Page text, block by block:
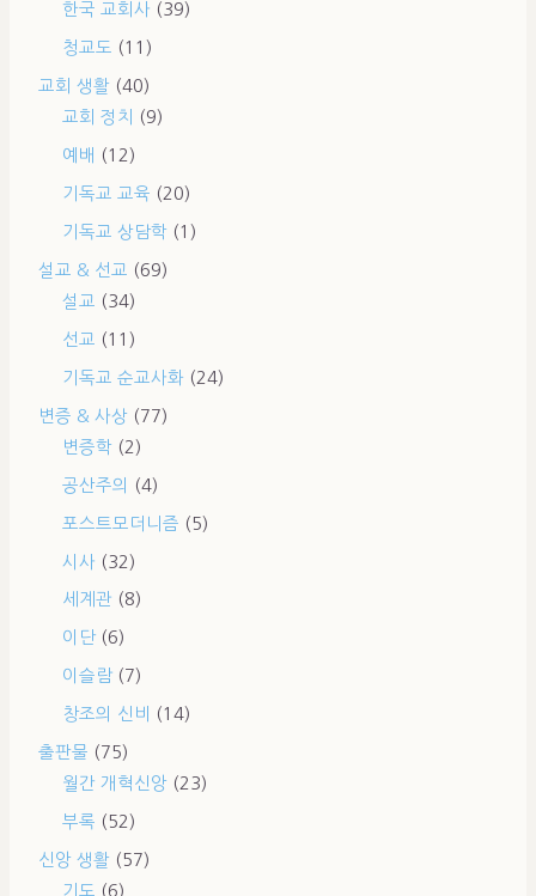
한국 교회사 (39)
청교도 (11)
교회 생활 (40)
교회 정치
(9)
예배 (12)
기독교 교육 (20)
기독교 상담학 (1)
설교 & 선교 (69)
설교 (34)
선교 (11)
기독교 순교사화 (24)
변증 & 사상 (77)
변증학 (2)
공산주의 (4)
포스트모더니즘 (5)
시사 (32)
세계관 (8)
이단 (6)
이슬람 (7)
창조의 신비 (14)
출판물 (75)
월간 개혁신앙 (23)
부록 (52)
신앙 생활 (57)
기도 (6)